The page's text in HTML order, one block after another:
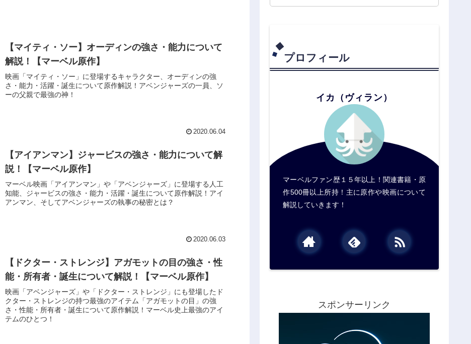
【マイティ・ソー】オーディンの強さ・能力について
解説！【マーベル原作】
映画「マイティ・ソー」に登場するキャラクター、オーディンの強
さ・能力・活躍・誕生について原作解説！アベンジャーズの一員、ソ
ーの父親で最強の神！
2020.06.04
【アイアンマン】ジャービスの強さ・能力について解
説！【マーベル原作】
マーベル映画「アイアンマン」や「アベンジャーズ」に登場する人工
知能、ジャービスの強さ・能力・活躍・誕生について原作解説！アイ
アンマン、そしてアベンジャーズの執事の秘密とは？
2020.06.03
【ドクター・ストレンジ】アガモットの目の強さ・性
能・所有者・誕生について解説！【マーベル原作】
映画「アベンジャーズ」や「ドクター・ストレンジ」にも登場したド
クター・ストレンジの持つ最強のアイテム「アガモットの目」の強
さ・性能・所有者・誕生について原作解説！マーベル史上最強のアイ
テムのひとつ！
プロフィール
イカ（ヴィラン）
マーベルファン歴１５年以上！関連書籍・原
作500冊以上所持！主に原作や映画について
解説していきます！
スポンサーリンク